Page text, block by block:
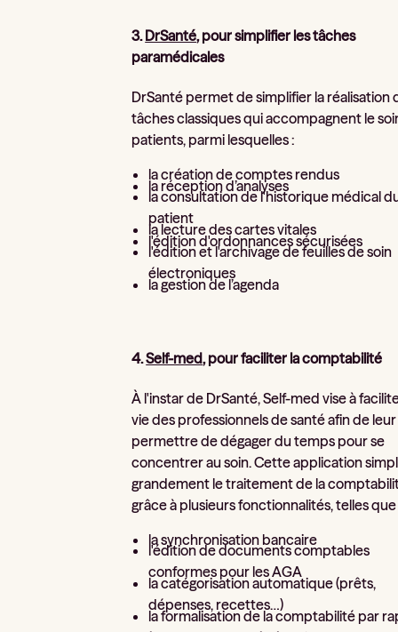
3.DrSanté, pour simplifier les tâches
paramédicales
DrSanté permet de simplifier la réalisation
tâches classiques qui accompagnent le
patients, parmi lesquelles :
la création de comptes rendus
la réception d’analyses
la consultation de l'historique médical
patient
la lecture des cartes vitales
l'édition d'ordonnances sécurisées
l'édition et l'archivage de feuilles de soin
électroniques
la gestion de l’agenda
4.Self-med, pour faciliter la comptabilité
À l'instar de DrSanté, Self-med vise à
vie des professionnels de santé afin de leur
permettre de dégager du temps pour se
concentrer au soin. Cette application
grandement le traitement de la
grâce à plusieurs fonctionnalités, telles que
la synchronisation bancaire
l'édition de documents comptables
conformes pour les AGA
la catégorisation automatique (prêts,
dépenses, recettes…)
la formalisation de la comptabilité par